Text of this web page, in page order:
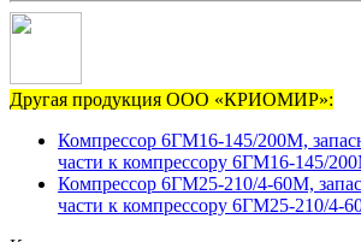
Другая продукция ООО «КРИОМИР»:
Компрессор 6ГМ16-145/200М,
части к компрессору 6ГМ16-145/
Компрессор 6ГМ25-210/4-60М,
части к компрессору 6ГМ25-210/4-